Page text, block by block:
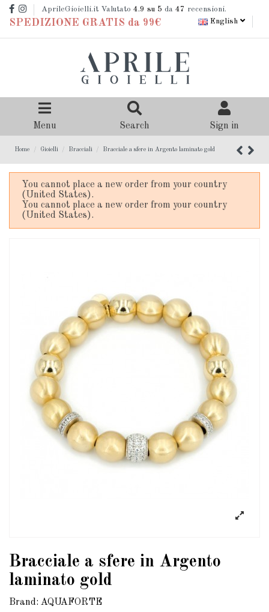
AprileGioielli.it Valutato 4.9 su 5 da 47 recensioni.
SPEDIZIONE GRATIS da 99€ English
Menu Search Sign in
Home Gioielli Bracciali Bracciale a sfere in Argento laminato gold
You cannot place a new order from your country
(United States).
You cannot place a new order from your country
(United States).
Bracciale a sfere in Argento
laminato gold
Brand: AQUAFORTE